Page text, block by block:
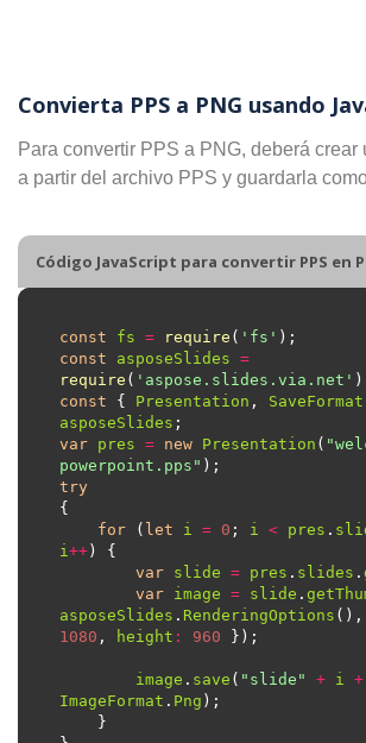
Convierta PPS a PNG usando
Para convertir PPS a PNG, deberá crear
a partir del archivo PPS y guardarla
Código JavaScript para convertir PPS en
const fs = require ( 'fs'
const
asposeSlides =
require ( 'aspose.slides.via.net'
const { Presentation , SaveFormat
asposeSlides
var pres = new Presentation (
powerpoint.pps"
try
for ( let i = 0 ; i < pres .
i++
var slide = pres . slides .
var image = slide .
asposeSlides . RenderingOptions
1080 , height : 960
image . save ( "slide" + i +
ImageFormat . Png